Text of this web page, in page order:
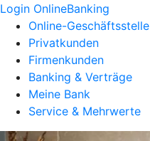
Login OnlineBanking
Online-Geschäftsstelle
Privatkunden
Firmenkunden
Banking & Verträge
Meine Bank
Service & Mehrwerte